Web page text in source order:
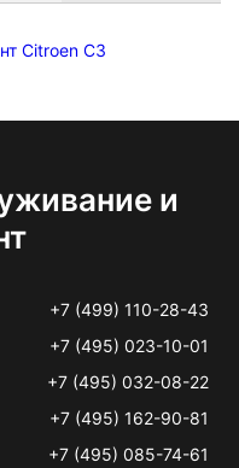
Citroen C3
и
+7 (499) 110-28-43
+7 (495) 023-10-01
+7 (495) 032-08-22
+7 (495) 162-90-81
+7 (495) 085-74-61